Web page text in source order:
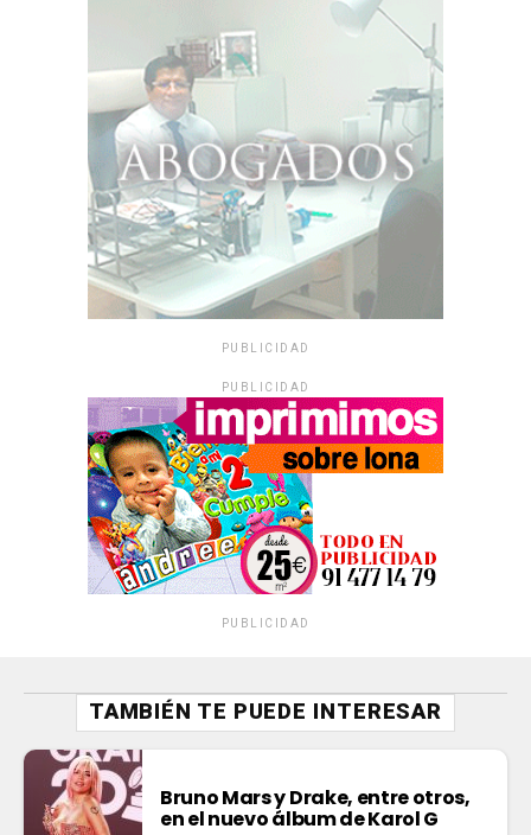
PUBLICIDAD
PUBLICIDAD
PUBLICIDAD
TAMBIÉN TE PUEDE INTERESAR
Bruno Mars y Drake, entre otros,
en el nuevo álbum de Karol G